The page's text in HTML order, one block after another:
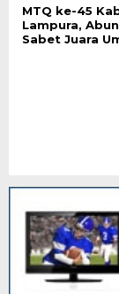
MTQ ke-45
Lampura,
Sabet Juara